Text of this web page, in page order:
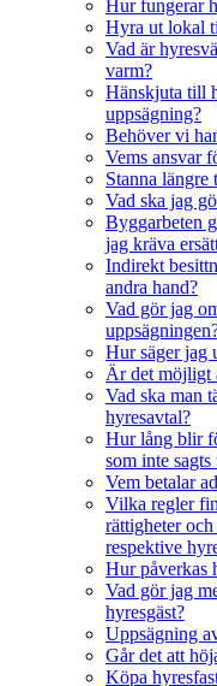
Hur fungerar
Hyra ut lokal
Vad är
varm?
Hänskjuta till
uppsägning?
Behöver vi
Vems ansvar
Stanna längre
Vad ska jag
Byggarbeten
jag kräva
Indirekt
andra hand?
Vad gör jag
Hur säger jag
Är det möjligt
Vad ska man
hyresavtal?
Hur lång blir
som inte sagts
Vem betalar
Vilka regler
rättigheter
respektive
Hur påverkas
Vad gör jag
hyresgäst?
Uppsägning
Går det att
Köpa